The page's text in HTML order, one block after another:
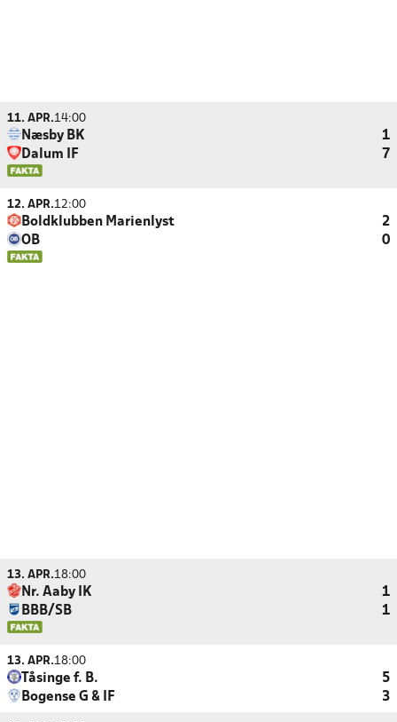
11. APR.14:00
Næsby BK
1
Dalum IF
7
12. APR.12:00
Boldklubben Marienlyst
2
OB
0
13. APR.18:00
Nr. Aaby IK
1
BBB/SB
1
13. APR.18:00
Tåsinge f. B.
5
Bogense G & IF
3